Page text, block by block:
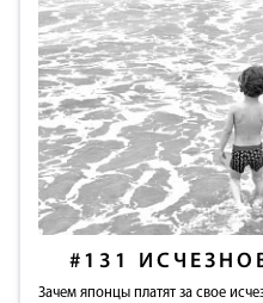
#131
Зачем японцы платят за свое